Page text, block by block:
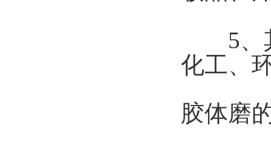
5、其
化工、
胶体磨